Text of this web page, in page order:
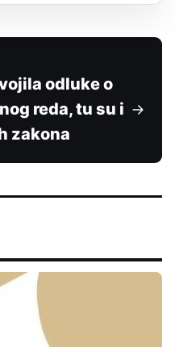
odluke o
reda, tu su i
zakona